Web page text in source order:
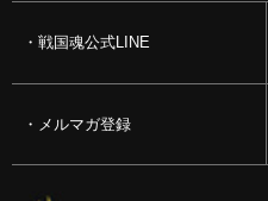
戦国魂公式LINE
メルマガ登録